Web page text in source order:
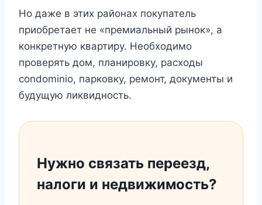
Но даже в этих районах покупатель
приобретает не «премиальный рынок», а
конкретную квартиру. Необходимо
проверять дом, планировку, расходы
condominio, парковку, ремонт, документы и
будущую ликвидность.
Нужно связать переезд,
налоги и недвижимость?